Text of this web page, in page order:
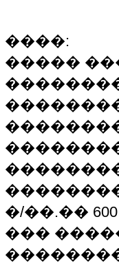
����:
�����
�/��.��
���